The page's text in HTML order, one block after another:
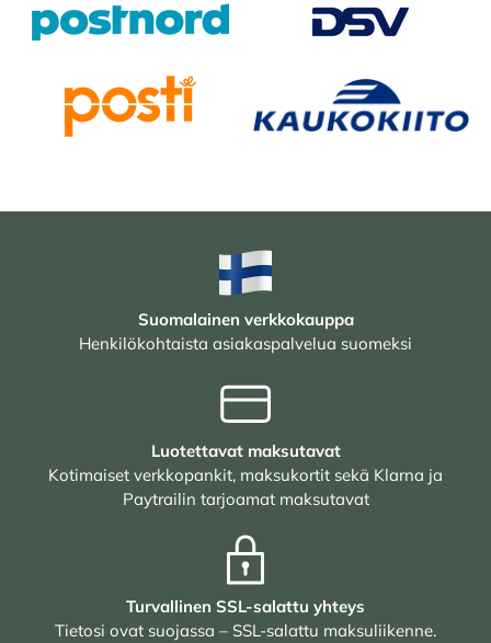
Suomalainen verkkokauppa
Henkilökohtaista asiakaspalvelua suomeksi
Luotettavat maksutavat
Kotimaiset verkkopankit, maksukortit sekä Klarna ja
Paytrailin tarjoamat maksutavat
Turvallinen SSL-salattu yhteys
Tietosi ovat suojassa – SSL-salattu maksuliikenne.